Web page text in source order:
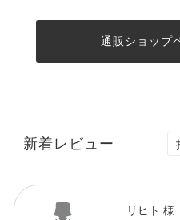
通販ショップ
新着レビュー
リヒト 様